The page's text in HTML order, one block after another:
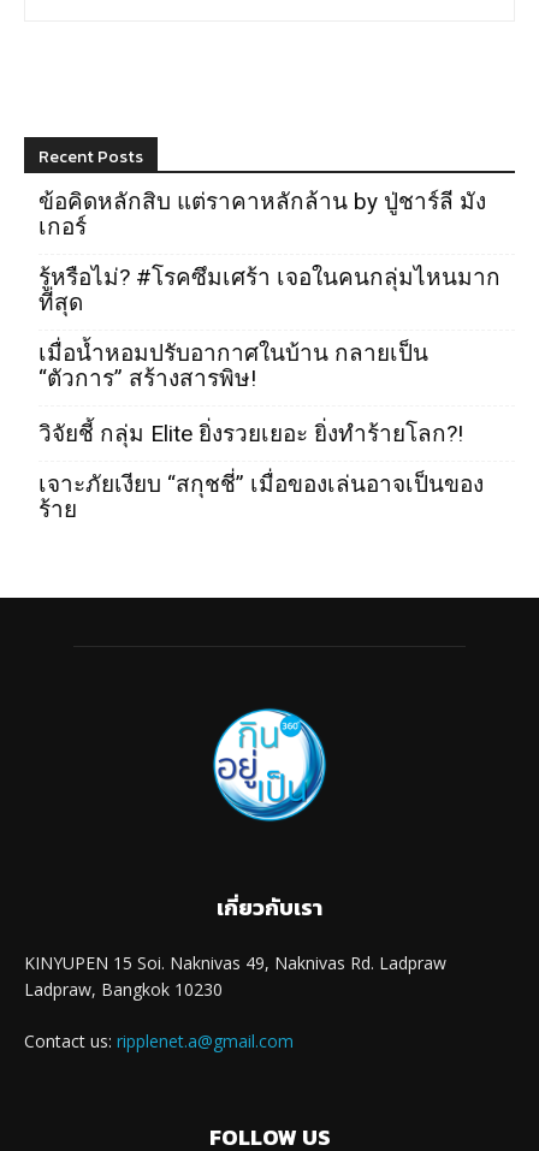
Recent Posts
ข้อคิดหลักสิบ แต่ราคาหลักล้าน by ปู่ชาร์ลี มัง
เกอร์
รู้หรือไม่? #โรคซึมเศร้า เจอในคนกลุ่มไหนมาก
ที่สุด
เมื่อน้ำหอมปรับอากาศในบ้าน กลายเป็น
“ตัวการ” สร้างสารพิษ!
วิจัยชี้ กลุ่ม Elite ยิ่งรวยเยอะ ยิ่งทำร้ายโลก?!
เจาะภัยเงียบ “สกุชชี่” เมื่อของเล่นอาจเป็นของ
ร้าย
เกี่ยวกับเรา
KINYUPEN 15 Soi. Naknivas 49, Naknivas Rd. Ladpraw
Ladpraw, Bangkok 10230
Contact us: ripplenet.a@gmail.com
FOLLOW US